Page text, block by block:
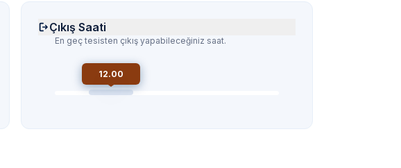
Çıkış Saati
En geç tesisten çıkış yapabileceğiniz saat.
12.00